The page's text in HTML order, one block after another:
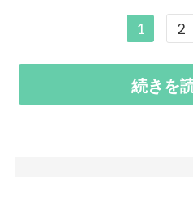
1 2
続きを